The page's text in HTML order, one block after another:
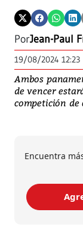
PorJean-Paul
19/08/2024 12:23
Ambos
de vencer
competición de
Encuentra